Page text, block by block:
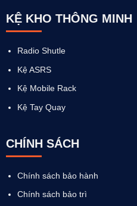
KỆ KHO THÔNG MINH
Radio Shutle
Kệ ASRS
Kệ Mobile Rack
Kệ Tay Quay
CHÍNH SÁCH
Chính sách bảo hành
Chính sách bảo trì